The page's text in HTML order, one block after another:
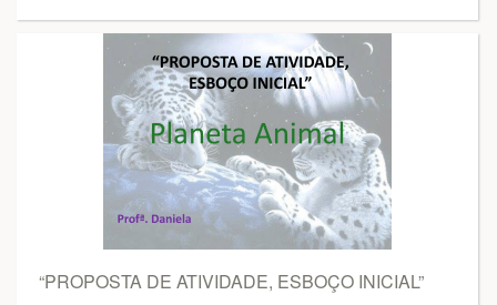
“PROPOSTA DE ATIVIDADE, ESBOÇO INICIAL”